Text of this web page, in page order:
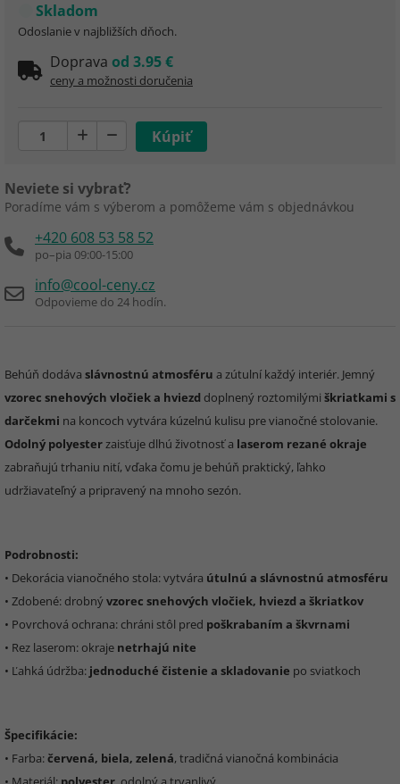
Skladom
Odoslanie v najbližších dňoch.
Doprava od 3.95 €
ceny a možnosti doručenia
Neviete si vybrať?
Poradíme vám s výberom a pomôžeme vám s objednávkou
+420 608 53 58 52
po–pia 09:00-15:00
info@cool-ceny.cz
Odpovieme do 24 hodín.
Behúň dodáva slávnostnú atmosféru a zútulní každý interiér. Jemný
vzorec snehových vločiek a hviezd doplnený roztomilými škriatkami s
darčekmi na koncoch vytvára kúzelnú kulisu pre vianočné stolovanie.
Odolný polyesterzaisťuje dlhú životnosť a laserom rezané okraje
zabraňujú trhaniu nití, vďaka čomu je behúň praktický, ľahko
udržiavateľný a pripravený na mnoho sezón.
Podrobnosti:
• Dekorácia vianočného stola: vytvára útulnú a slávnostnú atmosféru
• Zdobené: drobnývzorec snehových vločiek, hviezd a škriatkov
• Povrchová ochrana: chráni stôl pred poškrabaním a škvrnami
• Rez laserom: okraje netrhajú nite
• Ľahká údržba: jednoduché čistenie a skladovanie po sviatkoch
Špecifikácie:
• Farba:červená, biela, zelená, tradičná vianočná kombinácia